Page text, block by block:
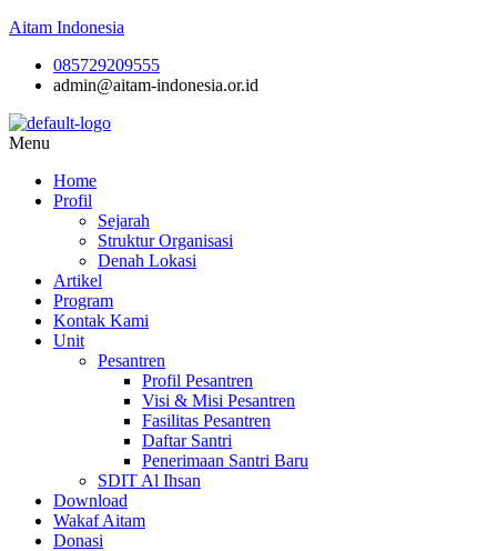
Aitam Indonesia
085729209555
admin@aitam-indonesia.or.id
Menu
Home
Profil
Sejarah
Struktur Organisasi
Denah Lokasi
Artikel
Program
Kontak Kami
Unit
Pesantren
Profil Pesantren
Visi & Misi Pesantren
Fasilitas Pesantren
Daftar Santri
Penerimaan Santri Baru
SDIT Al Ihsan
Download
Wakaf Aitam
Donasi